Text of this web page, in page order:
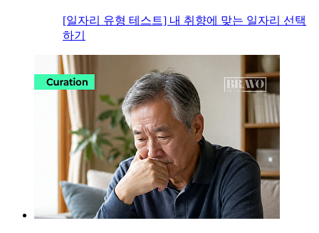
[일자리 유형 테스트] 내 취향에 맞는 일자리 선택
하기